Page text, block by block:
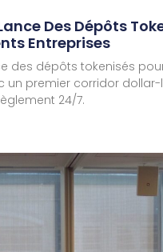
Des Dépôts
Entreprises
des dépôts tokenisés
un premier corridor dollar-
24/7.